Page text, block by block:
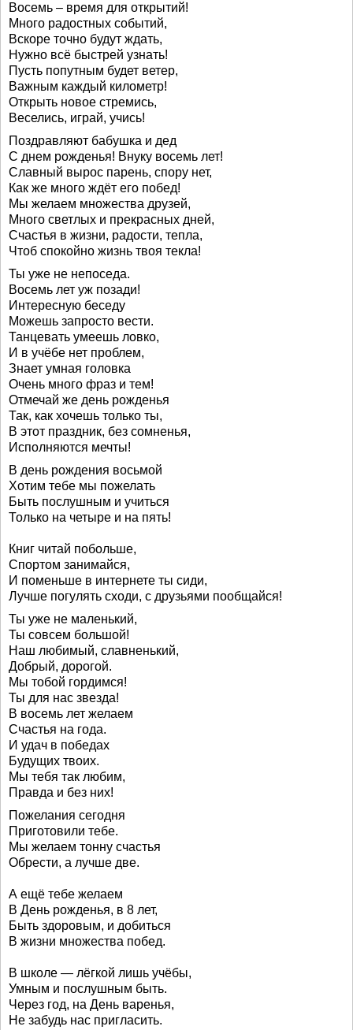
Восемь – время для открытий!
Много радостных событий,
Вскоре точно будут ждать,
Нужно всё быстрей узнать!
Пусть попутным будет ветер,
Важным каждый километр!
Открыть новое стремись,
Веселись, играй, учись!
Поздравляют бабушка и дед
С днем рожденья! Внуку восемь лет!
Славный вырос парень, спору нет,
Как же много ждёт его побед!
Мы желаем множества друзей,
Много светлых и прекрасных дней,
Счастья в жизни, радости, тепла,
Чтоб спокойно жизнь твоя текла!
Ты уже не непоседа.
Восемь лет уж позади!
Интересную беседу
Можешь запросто вести.
Танцевать умеешь ловко,
И в учёбе нет проблем,
Знает умная головка
Очень много фраз и тем!
Отмечай же день рожденья
Так, как хочешь только ты,
В этот праздник, без сомненья,
Исполняются мечты!
В день рождения восьмой
Хотим тебе мы пожелать
Быть послушным и учиться
Только на четыре и на пять!
Книг читай побольше,
Спортом занимайся,
И поменьше в интернете ты сиди,
Лучше погулять сходи, с друзьями пообщайся!
Ты уже не маленький,
Ты совсем большой!
Наш любимый, славненький,
Добрый, дорогой.
Мы тобой гордимся!
Ты для нас звезда!
В восемь лет желаем
Счастья на года.
И удач в победах
Будущих твоих.
Мы тебя так любим,
Правда и без них!
Пожелания сегодня
Приготовили тебе.
Мы желаем тонну счастья
Обрести, а лучше две.
А ещё тебе желаем
В День рожденья, в 8 лет,
Быть здоровым, и добиться
В жизни множества побед.
В школе — лёгкой лишь учёбы,
Умным и послушным быть.
Через год, на День варенья,
Не забудь нас пригласить.